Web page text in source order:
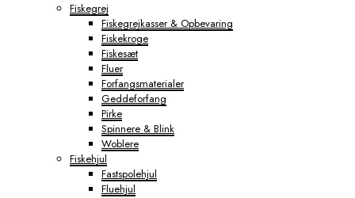
Fiskegrej
Fiskegrejkasser & Opbevaring
Fiskekroge
Fiskesæt
Fluer
Forfangsmaterialer
Geddeforfang
Pirke
Spinnere & Blink
Woblere
Fiskehjul
Fastspolehjul
Fluehjul